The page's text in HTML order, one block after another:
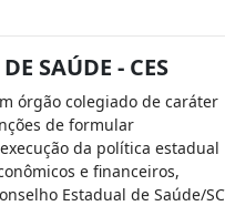
SAÚDE - CES
órgão colegiado de caráter
de formular
da política estadual
e financeiros,
Estadual de Saúde/SC